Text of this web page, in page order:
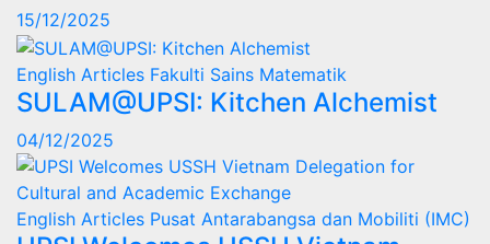
15/12/2025
English Articles Fakulti Sains Matematik
SULAM@UPSI: Kitchen Alchemist
04/12/2025
English Articles Pusat Antarabangsa dan Mobiliti (IMC)